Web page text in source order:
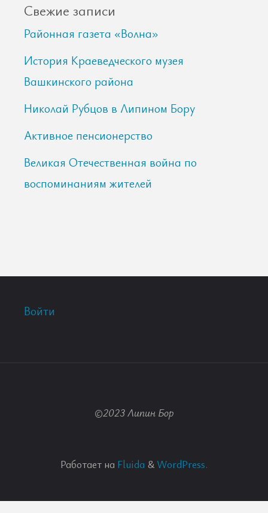
Свежие записи
Районная газета «Волна»
История Краеведческого музея
Вашкинского района
Николай Рубцов в Липином Бору
Активное пенсионерство
Великая Отечественная война по
воспоминаниям жителей
Войти
©2023 Липин Бор
Работает на Fluida & WordPress.